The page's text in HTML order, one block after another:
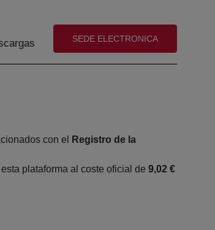
(abre en nueva ventana)
SEDE ELECTRONICA
con el
Registro de la
plataforma al coste oficial de 9,02 €